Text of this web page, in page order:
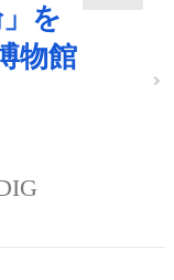
を
物館